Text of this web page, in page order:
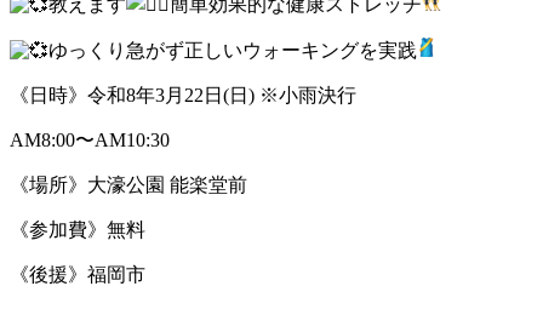
教えます 簡単効果的な健康ストレッチ
ゆっくり急がず正しいウォーキングを実践
《日時》令和8年3月22日(日) ※小雨決行
AM8:00〜AM10:30
《場所》大濠公園 能楽堂前
《参加費》無料
《後援》福岡市